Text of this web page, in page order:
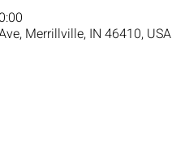
Merrillville, IN 46410, USA